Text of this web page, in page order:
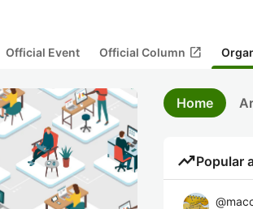
Official Event Official Column open_in_new
Home
trending_upPopular
@